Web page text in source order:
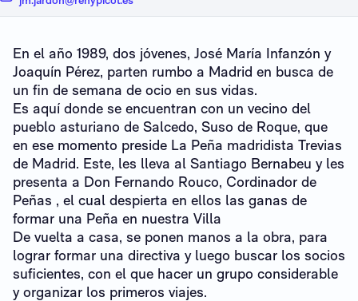
En el año 1989, dos jóvenes, José María Infanzón y
Joaquín Pérez, parten rumbo a Madrid en busca de
un fin de semana de ocio en sus vidas.
Es aquí donde se encuentran con un vecino del
pueblo asturiano de Salcedo, Suso de Roque, que
en ese momento preside La Peña madridista Trevias
de Madrid. Este, les lleva al Santiago Bernabeu y les
presenta a Don Fernando Rouco, Cordinador de
Peñas , el cual despierta en ellos las ganas de
formar una Peña en nuestra Villa
De vuelta a casa, se ponen manos a la obra, para
lograr formar una directiva y luego buscar los socios
suficientes, con el que hacer un grupo considerable
y organizar los primeros viajes.